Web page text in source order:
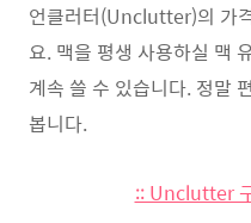
언클러터(Unclutter)의 가
요. 맥을 평생 사용하실 맥
계속 쓸 수 있습니다. 정말
봅니다.
:: Unclutter